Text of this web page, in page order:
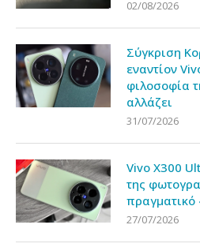
02/08/2026
Σύγκριση
εναντίον
φιλοσοφία
αλλάζει
31/07/2026
Vivo X300
της
πραγματικό
27/07/2026